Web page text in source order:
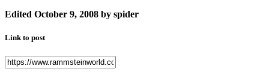
Edited October 9, 2008 by spider
Link to post